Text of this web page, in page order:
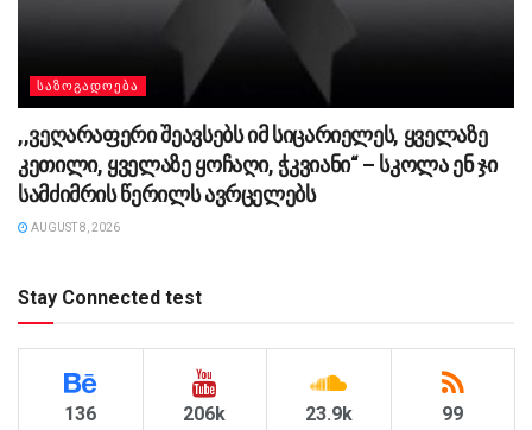
ᲡᲐᲖᲝᲒᲐᲓᲝᲔᲑᲐ
,,ვეღარაფერი შეავსებს იმ სიცარიელეს, ყველაზე
კეთილი, ყველაზე ყოჩაღი, ჭკვიანი“ – სკოლა ენ ჯი
სამძიმრის წერილს ავრცელებს
AUGUST 8, 2026
Stay Connected test
136 206k 23.9k 99